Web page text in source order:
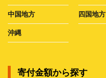
中国地方 四国地方
沖縄
寄付金額から探す